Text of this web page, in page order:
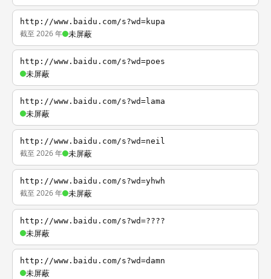
http://www.baidu.com/s?wd=kupa
截至 2026 年 未屏蔽
http://www.baidu.com/s?wd=poes
未屏蔽
http://www.baidu.com/s?wd=lama
未屏蔽
http://www.baidu.com/s?wd=neil
截至 2026 年 未屏蔽
http://www.baidu.com/s?wd=yhwh
截至 2026 年 未屏蔽
http://www.baidu.com/s?wd=????
未屏蔽
http://www.baidu.com/s?wd=damn
未屏蔽